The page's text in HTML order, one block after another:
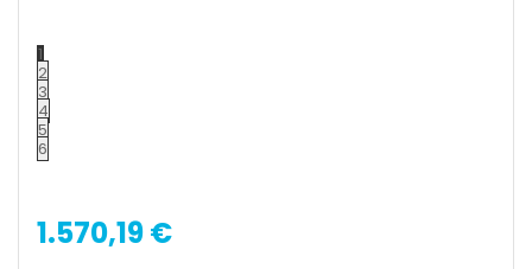
1
2
3
4
5
6
1.570,19 €